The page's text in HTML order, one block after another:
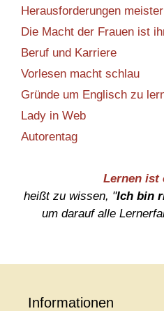
Herausforderungen
Die Macht der Frauen ist
Beruf und Karriere
Vorlesen macht schlau
Gründe um Englisch zu
Lady in Web
Autorentag
Lernen ist
heißt zu wissen, "Ich bin
um darauf alle
Informationen